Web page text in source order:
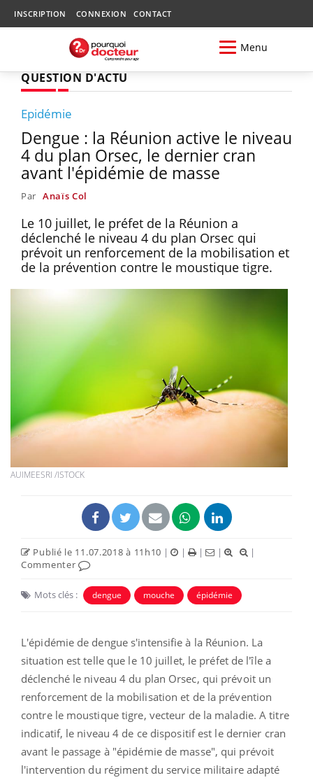
INSCRIPTION CONNEXION CONTACT
Menu
QUESTION D'ACTU
Epidémie
Dengue : la Réunion active le niveau
4 du plan Orsec, le dernier cran
avant l'épidémie de masse
Par Anaïs Col
Le 10 juillet, le préfet de la Réunion a
déclenché le niveau 4 du plan Orsec qui
prévoit un renforcement de la mobilisation et
de la prévention contre le moustique tigre.
AUIMEESRI /ISTOCK
Publié le 11.07.2018 à 11h10 | | | |
|
Commenter
Mots clés : dengue mouche épidémie
L'épidémie de dengue s'intensifie à la Réunion. La
situation est telle que le 10 juillet, le préfet de l'île a
déclenché le niveau 4 du plan Orsec, qui prévoit un
renforcement de la mobilisation et de la prévention
contre le moustique tigre, vecteur de la maladie. A titre
indicatif, le niveau 4 de ce dispositif est le dernier cran
avant le passage à "épidémie de masse", qui prévoit
l'intervention du régiment du service militaire adapté